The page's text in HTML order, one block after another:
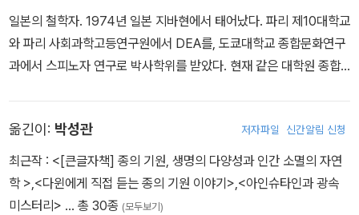
지워지는 것이 아니다. 책임을 지워도 좋다고 판단된 순간에 의지 개
념이 돌연 출현한다.
‘밤에 자지 않은 탓에 수업 중에 졸고 앉아 있는 것이니 졸음의 책임을
위자의 의지나 능동성을 내세우지만 실은 그런 것들과는 뭔가 다른
판단에 의거하고 있는 셈이다.
_ ‘제1장 능동과 수동을 둘러싼 문제들’ 중에서
일본의 철학자. 1974년 일본 지바현에서 태어났다. 파리 제10대학교
와 파리 사회과학고등연구원에서 DEA를, 도쿄대학교 종합문화연구
과에서 스피노자 연구로 박사학위를 받았다. 현재 같은 대학원 종합
송, 강연 등을 통해 사회적 발언을 제기하는 ‘행동하는 철학자’로도 알
려져 있다. 일본에서 50만 부 이상 판매고를 올리며 ‘현대의 고전’이
라는 평가를 받은 『한가함과 지루함의 윤리학』으로 2011년 ‘기노쿠
니야 서점 인문 대상’을 수상했다. 한국에서 출간된 주요 저서로는
옮긴이: 박성관 저자파일 신간알림 신청
최근작 : <[큰글자책] 종의 기원, 생명의 다양성과 인간 소멸의 자연
학 >,<다윈에게 직접 듣는 종의 기원 이야기>,<아인슈타인과 광속
미스터리> … 총 30종 (모두보기)